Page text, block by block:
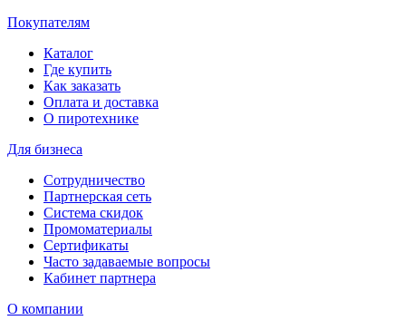
Покупателям
Каталог
Где купить
Как заказать
Оплата и доставка
О пиротехнике
Для бизнеса
Сотрудничество
Партнерская сеть
Система скидок
Промоматериалы
Сертификаты
Часто задаваемые вопросы
Кабинет партнера
О компании